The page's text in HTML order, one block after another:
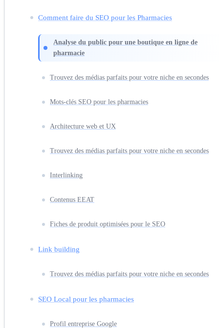
Comment faire du SEO pour les Pharmacies
Analyse du public pour une boutique en ligne de
pharmacie
Trouvez des médias parfaits pour votre niche en secondes
Mots-clés SEO pour les pharmacies
Architecture web et UX
Trouvez des médias parfaits pour votre niche en secondes
Interlinking
Contenus EEAT
Fiches de produit optimisées pour le SEO
Link building
Trouvez des médias parfaits pour votre niche en secondes
SEO Local pour les pharmacies
Profil entreprise Google